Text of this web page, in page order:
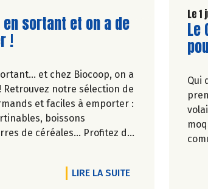
SORTI !
l'article
sortant et on a de
!
et chez Biocoop, on a
Retrouvez notre sélection de
et faciles à emporter :
boissons
de céréales... Profitez de
LIRE LA SUITEDE L'ARTICLE
Le
Le
Qui
est